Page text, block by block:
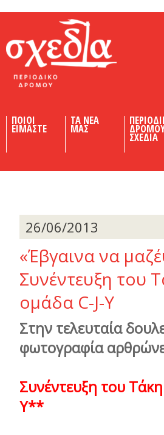
ΠΟΙΟΙ
ΕΙΜΑΣΤΕ
ΤΑ ΝΕΑ
ΜΑΣ
ΣΧΕΔΙΑ
26/06/2013
«Έβγαινα να
Συνέντευξη του
οµάδα C-J-Y
Στην τελευταία
φωτογραφία
Συνέντευξη του
Y**